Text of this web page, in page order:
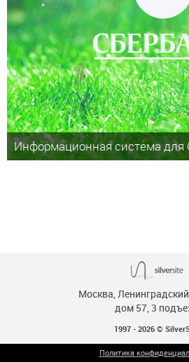
Информационная система для
Москва
дом 57, 3
1997 - 2026 ©
Политика